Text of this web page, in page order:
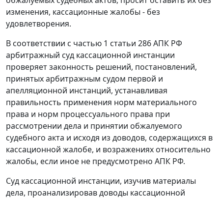
изменения, кассационные жалобы - без
удовлетворения.
В соответствии с частью 1 статьи 286 АПК РФ
арбитражный суд кассационной инстанции
проверяет законность решений, постановлений,
принятых арбитражным судом первой и
апелляционной инстанций, устанавливая
правильность применения норм материального
права и норм процессуального права при
рассмотрении дела и принятии обжалуемого
судебного акта и исходя из доводов, содержащихся в
кассационной жалобе, и возражениях относительно
жалобы, если иное не предусмотрено АПК РФ.
Суд кассационной инстанции, изучив материалы
дела, проанализировав доводы кассационной